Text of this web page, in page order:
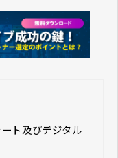
ト及びデジタル